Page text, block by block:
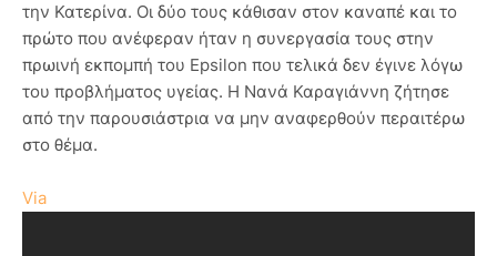
την Κατερίνα. Οι δύο τους κάθισαν στον καναπέ και το
πρώτο που ανέφεραν ήταν η συνεργασία τους στην
πρωινή εκπομπή του Epsilon που τελικά δεν έγινε λόγω
του προβλήματος υγείας. Η Νανά Καραγιάννη ζήτησε
από την παρουσιάστρια να μην αναφερθούν περαιτέρω
στο θέμα.
Via